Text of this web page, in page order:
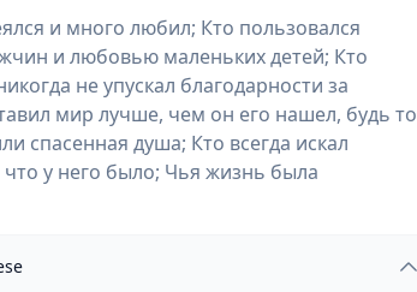
и много любил; Кто пользовался
и любовью маленьких детей; Кто
не упускал благодарности за
мир лучше, чем он его нашел, будь то
спасенная душа; Кто всегда искал
у него было; Чья жизнь была